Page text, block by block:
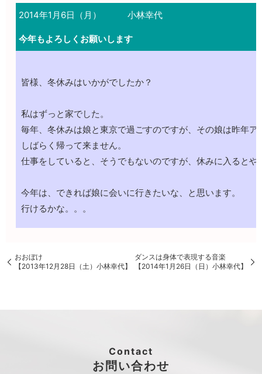
2014年1月6日（月） 小林幸代
今年もよろしくお願いします
皆様、冬休みはいかがでしたか？
私はずっと家でした。
毎年、冬休みは娘と東京で過ごすのですが、その娘は昨年ア
しばらく帰って来ません。
仕事をしていると、そうでもないのですが、休みに入るとや
今年は、できれば娘に会いに行きたいな、と思います。
行けるかな。。。
おおぼけ
【2013年12月28日（土）小林幸代】
ダンスは身体で表現する音楽
【2014年1月26日（日）小林幸代】
Contact
お問い合わせ